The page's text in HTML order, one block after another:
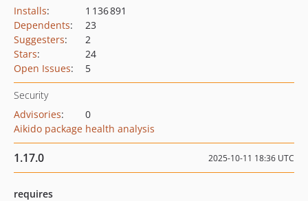
Installs:
1 136 891
Dependents:
23
Suggesters:
2
Stars:
24
Open Issues: 5
Security
Advisories:
0
Aikido package health analysis
1.17.0 2025-10-11 18:36 UTC
requires